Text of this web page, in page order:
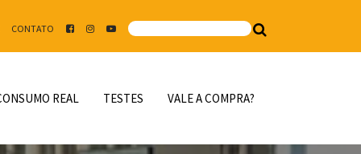
CONTATO
REAL TESTES VALE A COMPRA?